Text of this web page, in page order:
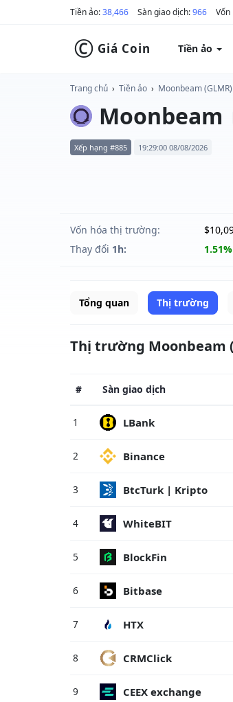
Tiền ảo:38,466 Sàn giao dịch:966 Vốn
© Giá Coin Tiền ảo
Trang chủ › Tiền ảo › Moonbeam (GLMR)
Moonbeam
Xếp hạng #885 19:29:00 08/08/2026
Vốn hóa thị trường:
Thay đổi 1h: 1.51%
Tổng quan Thị trường
Thị trường Moonbeam
# Sàn giao dịch
1 LBank
2 Binance
3 BtcTurk | Kripto
4 WhiteBIT
5 BlockFin
6 Bitbase
7 HTX
8 CRMClick
9 CEEX exchange